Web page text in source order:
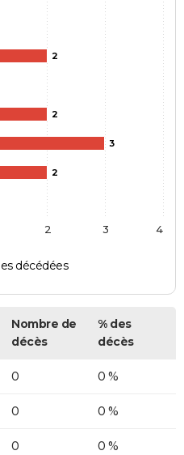
2
2
3
2
décédées
2 3 4
Nombre de
décès
% des
décès
0 0 %
0 0 %
0 0 %